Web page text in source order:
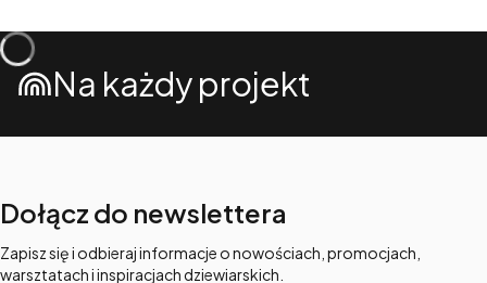
Na każdy projekt
Dołącz do newslettera
Zapisz się i odbieraj informacje o nowościach, promocjach,
warsztatach i inspiracjach dziewiarskich.